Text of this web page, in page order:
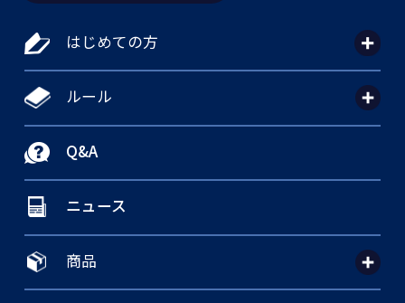
はじめての方
ルール
Q&A
ニュース
商品